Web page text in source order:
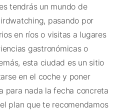
tendrás un mundo de
pasando por
en ríos o visitas a lugares
gastronómicas o
esta ciudad es un sitio
en el coche y poner
para nada la fecha concreta
plan que te recomendamos